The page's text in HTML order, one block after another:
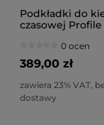
Podkładki do
czasowej
0 ocen
389,00 zł
zawiera 23% VAT,
dostawy